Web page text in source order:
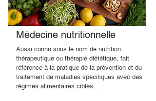
Médecine nutritionnelle
Aussi connu sous le nom de nutrition
thérapeutique ou thérapie diététique, fait
référence à la pratique de la prévention et du
traitement de maladies spécifiques avec des
régimes alimentaires ciblés.....